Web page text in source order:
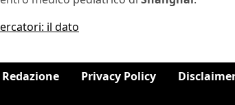
il dato
Redazione Privacy Policy